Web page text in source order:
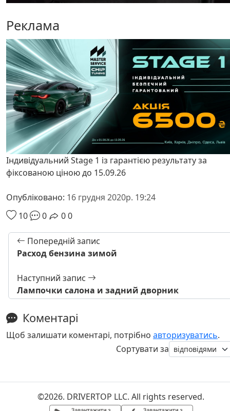
Реклама
Індивідуальний Stage 1 із гарантією результату за
фіксованою ціною до 15.09.26
Опубліковано: 16 грудня 2020р. 19:24
10
0 00
Попередній запис
Расход бензина зимой
Наступний запис
Лампочки салона и задний дворник
Коментарі
Щоб залишати коментарі, потрібно авторизуватись.
Сортувати за
©2026. DRIVERTOP LLC. All rights reserved.